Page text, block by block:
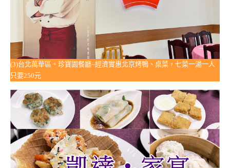
(3)台北萬華區。珍寶園餐廳~經濟實惠北京烤鴨、桌菜，七菜一湯一人
只要250元